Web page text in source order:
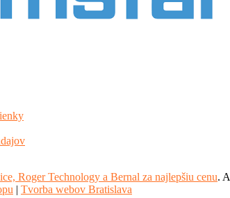
Roger Technology a Bernal za najlepšiu cenu.
| Tvorba webov Bratislava